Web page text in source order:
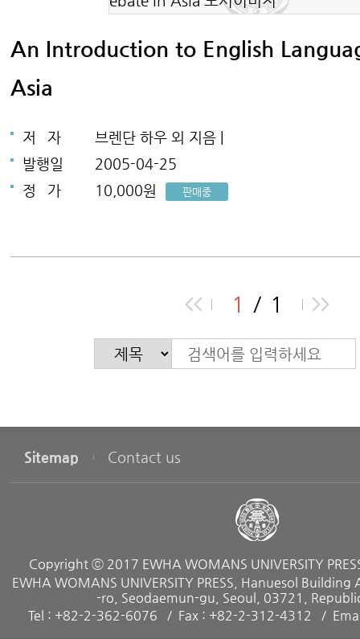
An Introduction to English
Asia
저 자
브렌단 하우 외 지음 |
발행일
2005-04-25
정
가 10,000원 판매중
1 1
Sitemap Contact us
Copyright ⓒ 2017 EWHA WOMANS UNIVERSITY
EWHA WOMANS UNIVERSITY PRESS, Hanuesol
-ro, Seodaemun-gu, Seoul, 03721,
Tel : +82-2-362-6076
Fax : +82-2-312-4312